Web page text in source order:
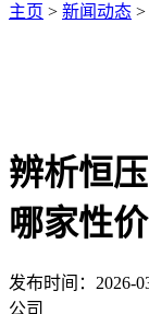
主页 > 新闻动态 >
辨析恒
哪家性
发布时间：2026-
公司